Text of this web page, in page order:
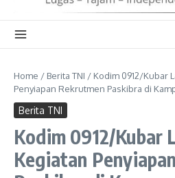
Home / Berita TNI / Kodim 0912/Kubar
Penyiapan Rekrutmen Paskibra di
Berita TNI
Kodim 0912/Kubar
Kegiatan